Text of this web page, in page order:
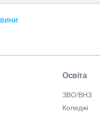
Освіта
ЗВО/ВНЗ
Коледжі